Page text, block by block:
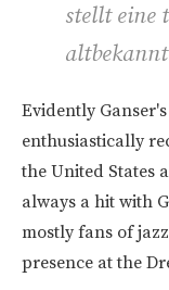
stellt eine
Evidently
enthusiastically
the United States
always a hit with
mostly fans of
presence at the